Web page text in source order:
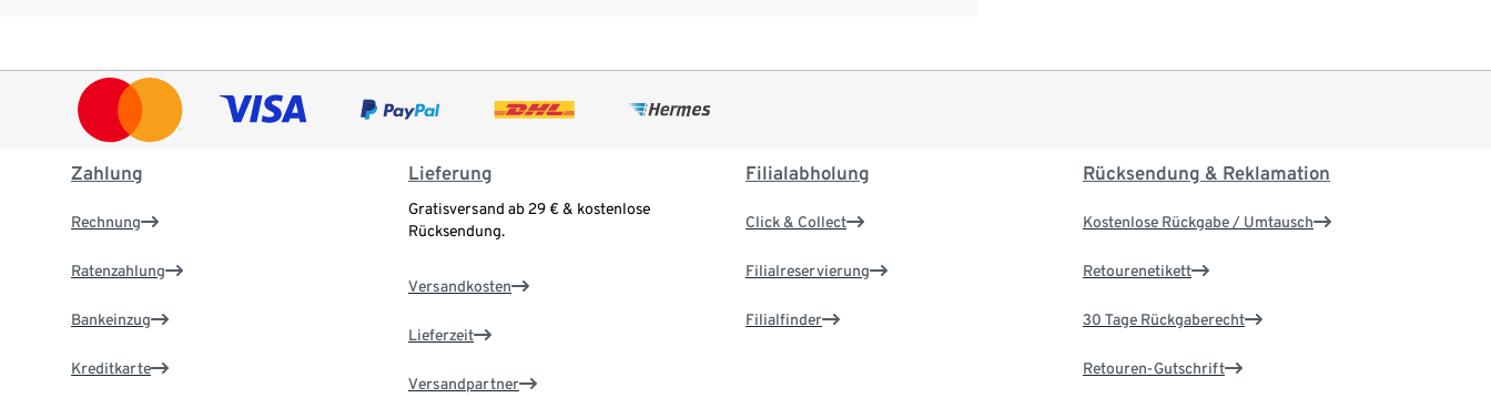
Zahlung
Rechnung
Ratenzahlung
Bankeinzug
Kreditkarte
Lieferung
Gratisversand ab 29 € & kostenlose
Rücksendung.
Versandkosten
Lieferzeit
Versandpartner
Filialabholung
Click & Collect
Filialreservierung
Filialfinder
Rücksendung & Reklamation
Kostenlose Rückgabe / Umtausch
Retourenetikett
30 Tage Rückgaberecht
Retouren-Gutschrift